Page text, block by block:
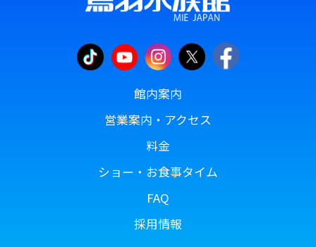
館内案内
営業案内・アクセス
料金
ショー・お食事タイム
FAQ
採用情報